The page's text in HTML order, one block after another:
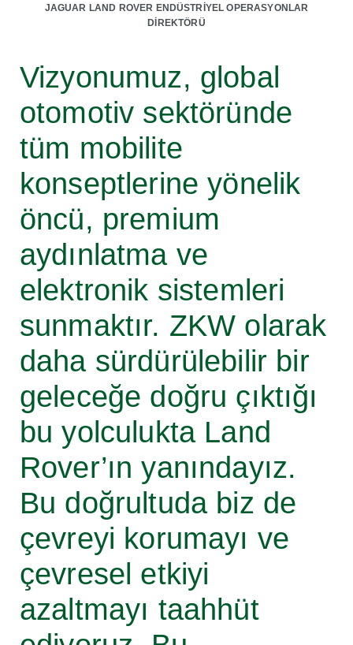
JAGUAR LAND ROVER ENDÜSTRİYEL OPERASYONLAR
DİREKTÖRÜ
Vizyonumuz, global
otomotiv sektöründe
tüm mobilite
konseptlerine yönelik
öncü, premium
aydınlatma ve
elektronik sistemleri
sunmaktır. ZKW olarak
daha sürdürülebilir bir
geleceğe doğru çıktığı
bu yolculukta Land
Rover’ın yanındayız.
Bu doğrultuda biz de
çevreyi korumayı ve
çevresel etkiyi
azaltmayı taahhüt